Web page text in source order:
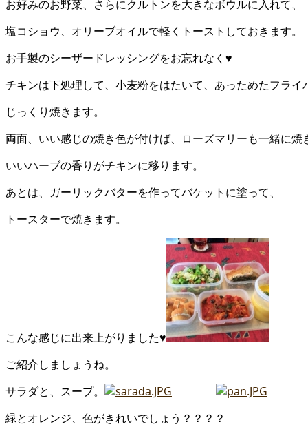
お好みのお野菜、さらにクルトンを大きなボウルに入れて、
塩コショウ、オリーブオイルで軽くトーストしておきます。
お手製のシーザードレッシングをお忘れなく♥
チキンは下処理して、小麦粉をはたいて、あっためたフライ
じっくり焼きます。
両面、いい感じの焼き色が付けば、ローズマリーも一緒に焼
いいハーブの香りがチキンに移ります。
あとは、ガーリックバターを作ってバケットに塗って、
トースターで焼きます。
こんな感じに出来上がりました♥
ご紹介しましょうね。
サラダと、スープ。
緑とオレンジ、色がきれいでしょう？？？？